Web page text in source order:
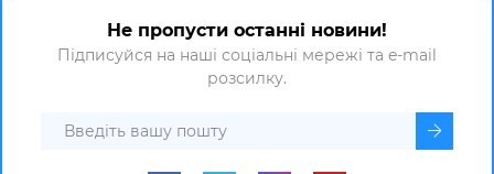
Не пропусти останні новини!
Підписуйся на наші соціальні мережі та e-mail
розсилку.